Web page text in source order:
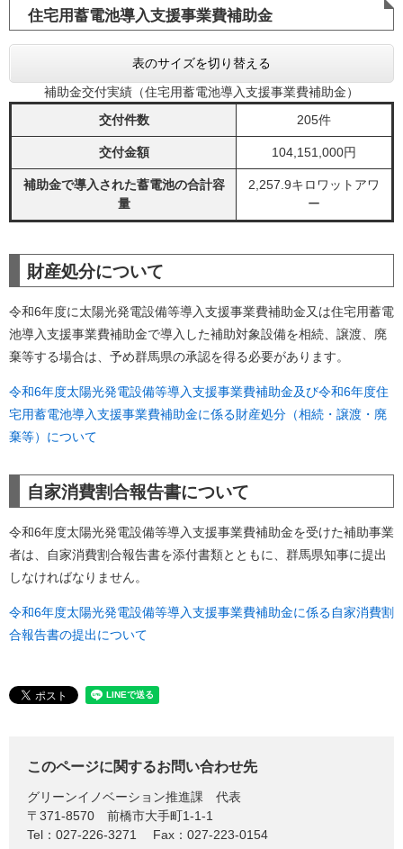
住宅用蓄電池導入支援事業費補助金
表のサイズを切り替える
補助金交付実績（住宅用蓄電池導入支援事業費補助金）
交付件数
205件
交付金額 104,151,000円
補助金で導入された蓄電池の合計容
量
2,257.9キロワットアワ
ー
財産処分について
令和6年度に太陽光発電設備等導入支援事業費補助金又は住宅用蓄電
池導入支援事業費補助金で導入した補助対象設備を相続、譲渡、廃
棄等する場合は、予め群馬県の承認を得る必要があります。
令和6年度太陽光発電設備等導入支援事業費補助金及び令和6年度住
宅用蓄電池導入支援事業費補助金に係る財産処分（相続・譲渡・廃
棄等）について
自家消費割合報告書について
令和6年度太陽光発電設備等導入支援事業費補助金を受けた補助事業
者は、自家消費割合報告書を添付書類とともに、群馬県知事に提出
しなければなりません。
令和6年度太陽光発電設備等導入支援事業費補助金に係る自家消費割
合報告書の提出について
このページに関するお問い合わせ先
グリーンイノベーション推進課
代表
〒371-8570
前橋市大手町1-1-1
Tel：027-226-3271
Fax：027-223-0154